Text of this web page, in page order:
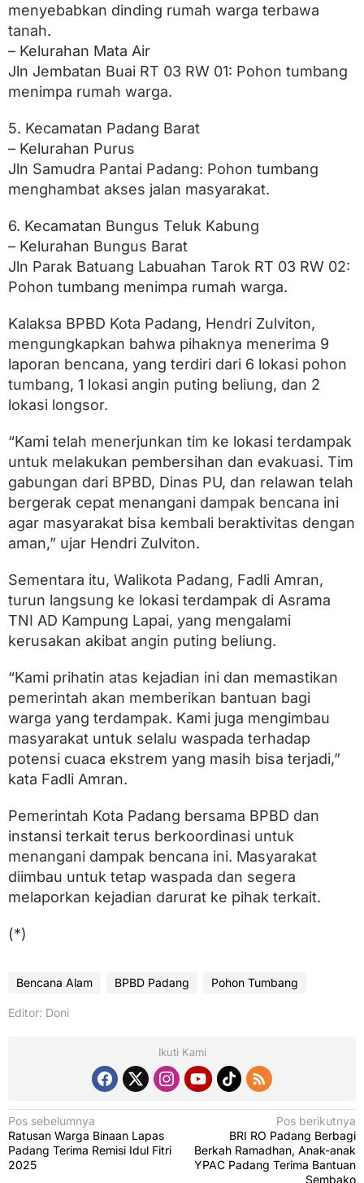
menyebabkan dinding rumah warga terbawa
tanah.
– Kelurahan Mata Air
Jln Jembatan Buai RT 03 RW 01: Pohon tumbang
menimpa rumah warga.
5. Kecamatan Padang Barat
– Kelurahan Purus
Jln Samudra Pantai Padang: Pohon tumbang
menghambat akses jalan masyarakat.
6. Kecamatan Bungus Teluk Kabung
– Kelurahan Bungus Barat
Jln Parak Batuang Labuahan Tarok RT 03 RW 02:
Pohon tumbang menimpa rumah warga.
Kalaksa BPBD Kota Padang, Hendri Zulviton,
mengungkapkan bahwa pihaknya menerima 9
laporan bencana, yang terdiri dari 6 lokasi pohon
tumbang, 1 lokasi angin puting beliung, dan 2
lokasi longsor.
“Kami telah menerjunkan tim ke lokasi terdampak
untuk melakukan pembersihan dan evakuasi. Tim
gabungan dari BPBD, Dinas PU, dan relawan telah
bergerak cepat menangani dampak bencana ini
agar masyarakat bisa kembali beraktivitas dengan
aman,” ujar Hendri Zulviton.
Sementara itu, Walikota Padang, Fadli Amran,
turun langsung ke lokasi terdampak di Asrama
TNI AD Kampung Lapai, yang mengalami
kerusakan akibat angin puting beliung.
“Kami prihatin atas kejadian ini dan memastikan
pemerintah akan memberikan bantuan bagi
warga yang terdampak. Kami juga mengimbau
masyarakat untuk selalu waspada terhadap
potensi cuaca ekstrem yang masih bisa terjadi,”
kata Fadli Amran.
Pemerintah Kota Padang bersama BPBD dan
instansi terkait terus berkoordinasi untuk
menangani dampak bencana ini. Masyarakat
diimbau untuk tetap waspada dan segera
melaporkan kejadian darurat ke pihak terkait.
(*)
Bencana Alam BPBD Padang Pohon Tumbang
Editor: Doni
Ikuti Kami
N
a
v
Pos sebelumnya
Ratusan Warga Binaan Lapas
Padang Terima Remisi Idul Fitri
2025
Pos berikutnya
BRI RO Padang Berbagi
Berkah Ramadhan, Anak-anak
YPAC Padang Terima Bantuan
Sembako